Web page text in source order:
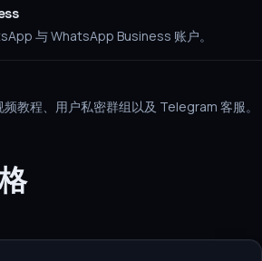
与 WhatsApp Business 账户。
教程、用户私密群组以及 Telegram 客服。